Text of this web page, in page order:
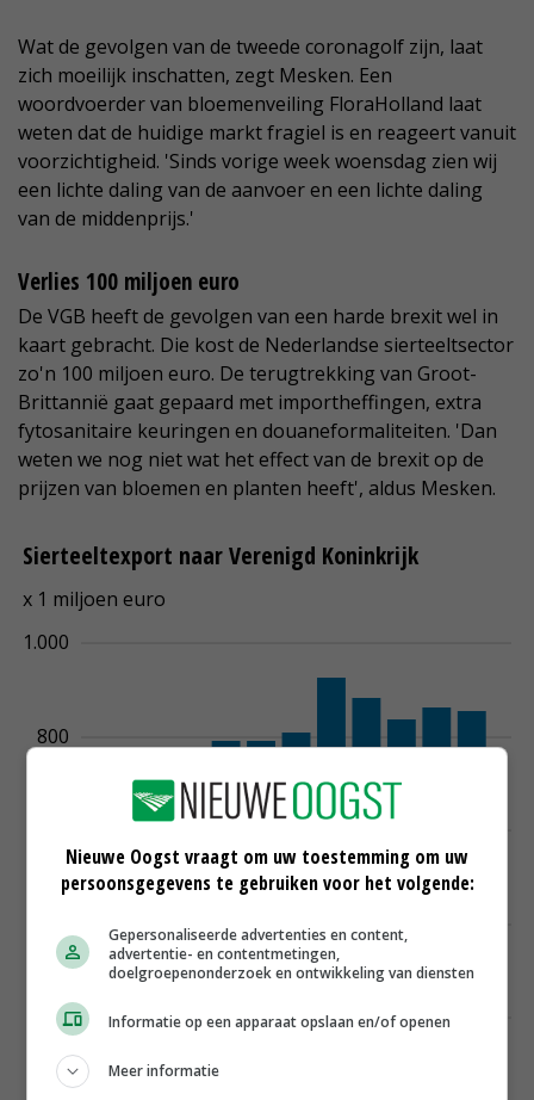
Wat de gevolgen van de tweede coronagolf zijn, laat
zich moeilijk inschatten, zegt Mesken. Een
woordvoerder van bloemenveiling FloraHolland laat
weten dat de huidige markt fragiel is en reageert vanuit
voorzichtigheid. 'Sinds vorige week woensdag zien wij
een lichte daling van de aanvoer en een lichte daling
van de middenprijs.'
Verlies 100 miljoen euro
De VGB heeft de gevolgen van een harde brexit wel in
kaart gebracht. Die kost de Nederlandse sierteeltsector
zo'n 100 miljoen euro. De terugtrekking van Groot-
Brittannië gaat gepaard met importheffingen, extra
fytosanitaire keuringen en douaneformaliteiten. 'Dan
weten we nog niet wat het effect van de brexit op de
prijzen van bloemen en planten heeft', aldus Mesken.
Nieuwe Oogst vraagt om uw toestemming om uw
persoonsgegevens te gebruiken voor het volgende:
Gepersonaliseerde advertenties en content,
advertentie- en contentmetingen,
doelgroepenonderzoek en ontwikkeling van diensten
Informatie op een apparaat opslaan en/of openen
Meer informatie